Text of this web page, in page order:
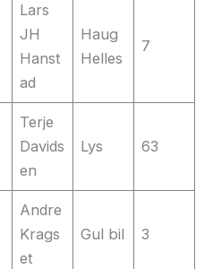
Lars
JH
Hanst
ad
Haug
Helles
7
Terje
Davids
en
Lys 63
Andre
Krags
et
Gul bil 3